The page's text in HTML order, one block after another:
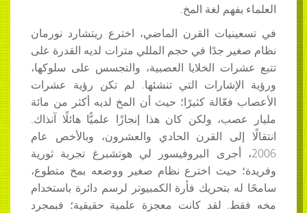
العلماء بفهم لغة المخ.
في تسعينيات القرن الماضي، اخترع ريتشارد نورمان
نظام صغير جدًا في حجم المللي مترات لديه القدرة على
تتبع عشرات الخلايا العصبية، والتجسس على سلوكها،
ورؤية الإشارات التي تنشئها. لم تكن رؤية عشرات
الأعصاب فعّالة كثيرًا؛ حيث أن المخ لديه أكثر من مائة
مليار عصب، ولكن كان هذا إنجازًا علميًّا هائلًا آنذاك.
انتقالًا إلى القرن الحادي والعشرون، وبالأخص عام
2006، أجرى البروفيسور لي هوتشبرغ تجربة ثورية
وفريدة؛ حيث اخترع نظام صغير ووضعه بمخ متطوع،
سامحًا له بتحريك فأرة الكمبيوتر لرسم دائرة باستخدام
مخه فقط. لقد كانت معجزة علمية حقيقية؛ فبمجرد